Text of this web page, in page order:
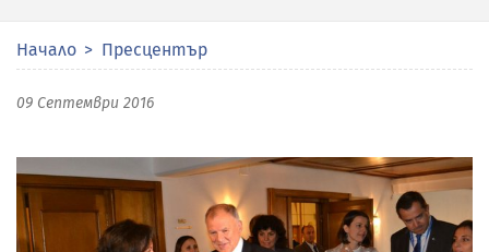
Начало Пресцентър
09 Септември 2016